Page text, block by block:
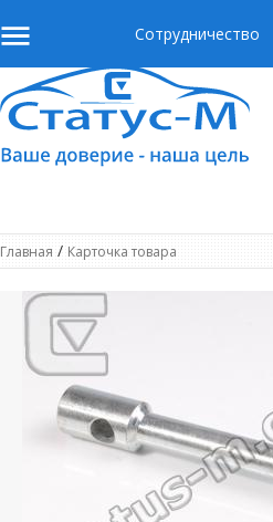
Сотрудничество
Главная / Карточка товара